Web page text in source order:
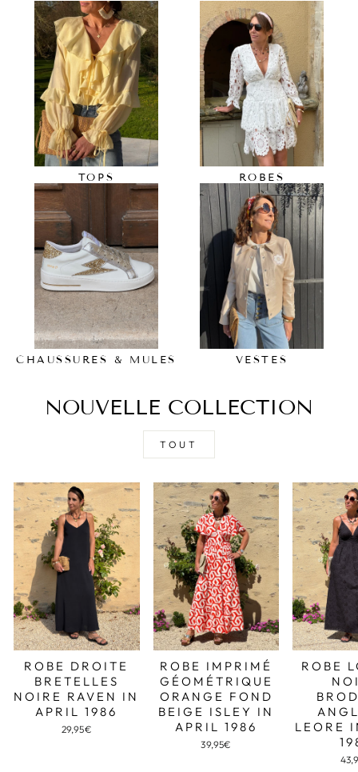
TOPS ROBES
CHAUSSURES & MULES VESTES
NOUVELLE COLLECTION
TOUT
ROBE DROITE
BRETELLES
NOIRE RAVEN IN
APRIL 1986
29,95€
ROBE IMPRIMÉ
GÉOMÉTRIQUE
ORANGE FOND
BEIGE ISLEY IN
APRIL 1986
39,95€
ROBE
LEORE